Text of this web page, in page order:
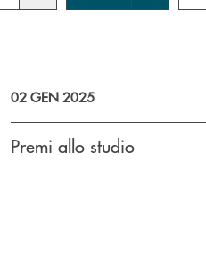
02 GEN 2025
Premi allo studio